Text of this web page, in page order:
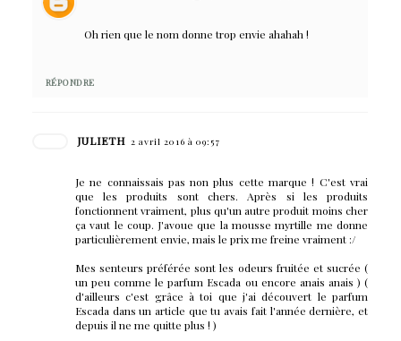
Oh rien que le nom donne trop envie ahahah !
RÉPONDRE
JULIETH 2 avril 2016 à 09:57
Je ne connaissais pas non plus cette marque ! C'est vrai
que les produits sont chers. Après si les produits
fonctionnent vraiment, plus qu'un autre produit moins cher
ça vaut le coup. J'avoue que la mousse myrtille me donne
particulièrement envie, mais le prix me freine vraiment :/
Mes senteurs préférée sont les odeurs fruitée et sucrée (
un peu comme le parfum Escada ou encore anais anais ) (
d'ailleurs c'est grâce à toi que j'ai découvert le parfum
Escada dans un article que tu avais fait l'année dernière, et
depuis il ne me quitte plus ! )